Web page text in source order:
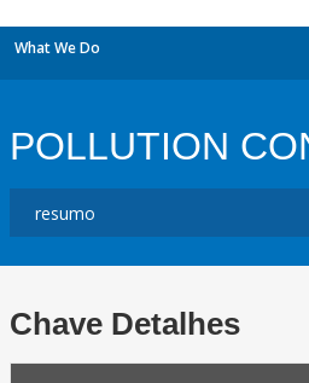
What We Do
POLLUTION
Chave Detalhes